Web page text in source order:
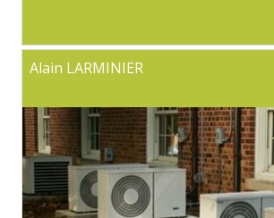
Alain LARMINIER